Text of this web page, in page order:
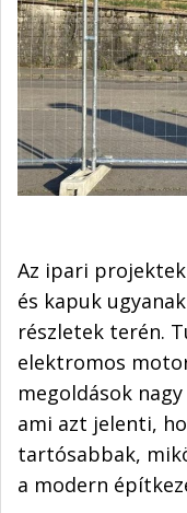
Az ipari
és kapuk
részletek terén.
elektromos
megoldások
ami azt jelenti,
tartósabbak,
a modern